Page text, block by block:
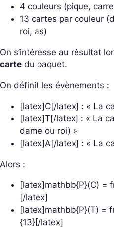
4 couleurs (pique,
13 cartes par couleur
roi, as)
On s’intéresse au résultat
carte du paquet.
On définit les évènements :
[latex]C[/latex] : « La
[latex]T[/latex] : « La
dame ou roi) »
[latex]A[/latex] : « La
Alors :
[latex]mathbb{P}(C) =
[/latex]
[latex]mathbb{P}(T) =
{13}[/latex]